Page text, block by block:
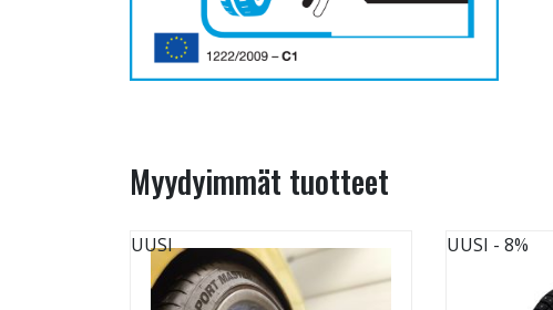
Myydyimmät tuotteet
UUSI UUSI - 8%